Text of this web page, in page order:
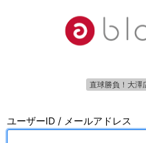
直球勝負！大澤
ユーザーID / メールアドレス